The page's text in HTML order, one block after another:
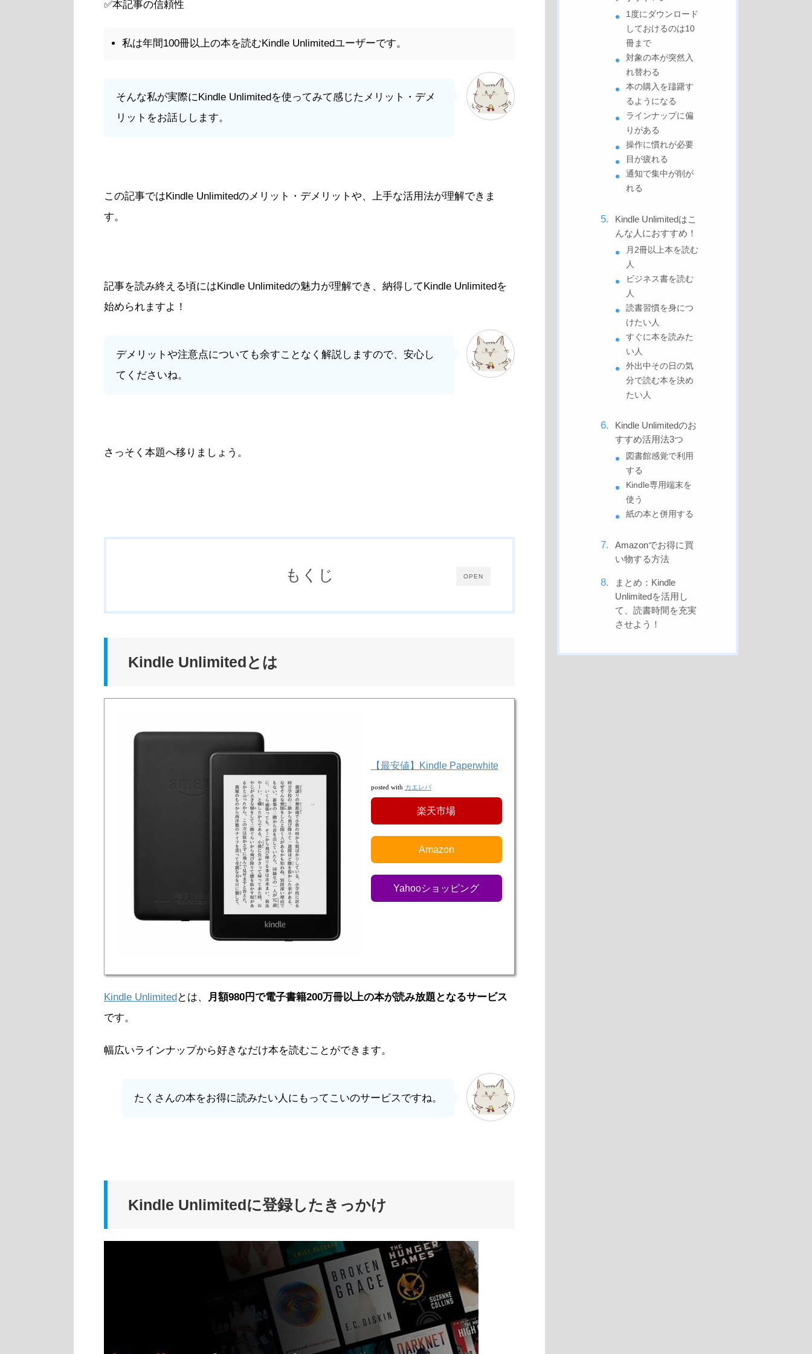
✅本記事の信頼性
私は年間100冊以上の本を読むKindle Unlimitedユーザーです。
そんな私が実際にKindle Unlimitedを使ってみて感じたメリット・デメ
リットをお話しします。
この記事ではKindle Unlimitedのメリット・デメリットや、上手な活用法が理解できま
す。
記事を読み終える頃にはKindle Unlimitedの魅力が理解でき、納得してKindle Unlimitedを
始められますよ！
デメリットや注意点についても余すことなく解説しますので、安心し
てくださいね。
さっそく本題へ移りましょう。
OPEN
もくじ
Kindle Unlimitedとは
【最安値】Kindle Paperwhite
posted with カエレバ
楽天市場
Amazon
Yahooショッピング
Kindle Unlimitedとは、
月額980円で電子書籍200万冊以上の本が読み放題となるサービス
です。
幅広いラインナップから好きなだけ本を読むことができます。
たくさんの本をお得に読みたい人にもってこいのサービスですね。
Kindle Unlimitedに登録したきっかけ
1度にダウンロード
しておけるのは10
冊まで
対象の本が突然入
れ替わる
本の購入を躊躇す
るようになる
ラインナップに偏
りがある
操作に慣れが必要
目が疲れる
通知で集中が削が
れる
Kindle Unlimitedはこ
んな人におすすめ！
月2冊以上本を読む
人
ビジネス書を読む
人
読書習慣を身につ
けたい人
すぐに本を読みた
い人
外出中その日の気
分で読む本を決め
たい人
Kindle Unlimitedのお
すすめ活用法3つ
図書館感覚で利用
する
Kindle専用端末を
使う
紙の本と併用する
Amazonでお得に買
い物する方法
まとめ：Kindle
Unlimitedを活用し
て、読書時間を充実
させよう！